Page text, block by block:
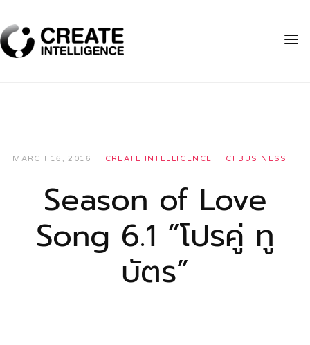
MARCH 16, 2016 CREATE INTELLIGENCE CI BUSINESS
Season of Love
Song 6.1 “โปรคู่ ทู
บัตร”